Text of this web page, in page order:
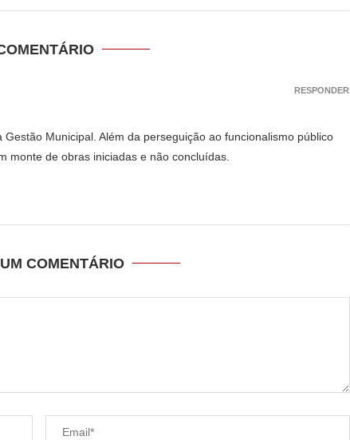
Municipal. Além da perseguição ao funcionalismo público
monte de obras iniciadas e não concluídas.
RESPONDER
COMENTÁRIO